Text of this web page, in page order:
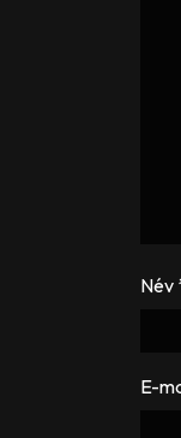
Név
E-